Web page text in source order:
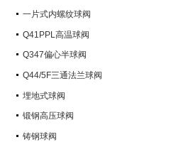
一片式内螺纹球阀
Q41PPL高温球阀
Q347偏心半球阀
Q44/5F三通法兰球阀
埋地式球阀
锻钢高压球阀
铸钢球阀